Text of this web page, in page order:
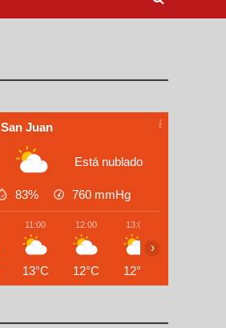
San Juan
Está nublado
83% 760 mmHg
11:00
13°C
12:00
12°C
13:00
12°C
›